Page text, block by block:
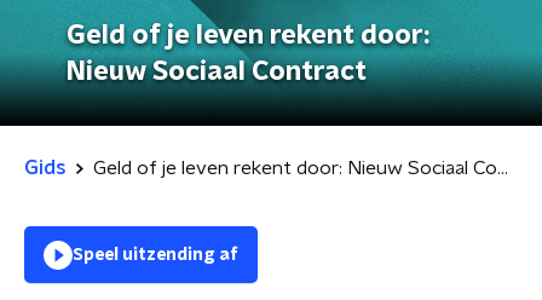
Geld of je leven rekent door:
Nieuw Sociaal Contract
Gids Geld of je leven rekent door: Nieuw Sociaal Contract
Speel uitzending af